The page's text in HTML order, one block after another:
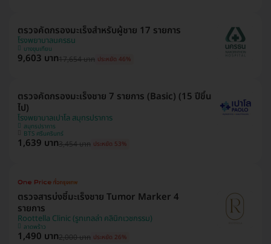
ตรวจคัดกรองมะเร็งสำหรับผู้ชาย 17 รายการ
โรงพยาบาลนครธน
บางขุนเทียน
9,603 บาท17,654 บาท ประหยัด 46%
ตรวจคัดกรองมะเร็งชาย 7 รายการ (Basic) (15 ปีขึ้น
ไป)
โรงพยาบาลเปาโล สมุทรปราการ
สมุทรปราการ
BTS ศรีนครินทร์
1,639 บาท3,454 บาท ประหยัด 53%
ตรวจสารบ่งชี้มะเร็งชาย Tumor Marker 4
รายการ
Roottella Clinic (รูทเทลล่า คลินิกเวชกรรม)
ลาดพร้าว
1,490 บาท2,000 บาท ประหยัด 26%